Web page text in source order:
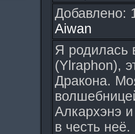
Добавлено:
Aiwan
Я родилась
(Ylraphon),
Дракона.
Алкархэнэ
в честь неё.